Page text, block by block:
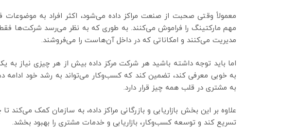
معمولاً وقتی صحبت از صنعت مراکز داده می‌شود، اکثر افراد به
مهم مارکتینگ را فراموش می‌کنند. به طوری که به نظر می‌رسد شرکت‌ها فقط
مدیریت می‌کنند و امکاناتی که در داخل آن‌هاست را می‌فروشند.
اما باید توجه داشته باشید هر شرکت مرکز داده بیش از هر چیزی نیاز به
به خوبی معرفی کند، تضمین کند که کسب‌وکار می‌تواند به رشد خود ادامه
به مشتری در قلب همه چیز قرار دارد.
علاوه بر این بخش بازاریابی و بازرگانی مراکز داده، به سازمان کمک می‌کند
تسریع کند و توسعه کسب‌وکار، بازاریابی و خدمات مشتری را بهبود بخشد.